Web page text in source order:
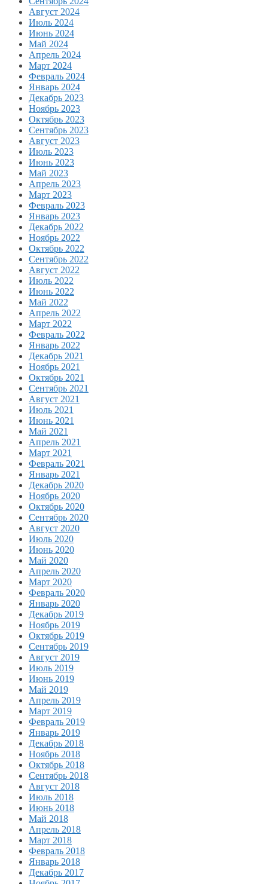
Август 2024
Июль 2024
Июнь 2024
Май 2024
Апрель 2024
Март 2024
Февраль 2024
Январь 2024
Декабрь 2023
Ноябрь 2023
Октябрь 2023
Сентябрь 2023
Август 2023
Июль 2023
Июнь 2023
Май 2023
Апрель 2023
Март 2023
Февраль 2023
Январь 2023
Декабрь 2022
Ноябрь 2022
Октябрь 2022
Сентябрь 2022
Август 2022
Июль 2022
Июнь 2022
Май 2022
Апрель 2022
Март 2022
Февраль 2022
Январь 2022
Декабрь 2021
Ноябрь 2021
Октябрь 2021
Сентябрь 2021
Август 2021
Июль 2021
Июнь 2021
Май 2021
Апрель 2021
Март 2021
Февраль 2021
Январь 2021
Декабрь 2020
Ноябрь 2020
Октябрь 2020
Сентябрь 2020
Август 2020
Июль 2020
Июнь 2020
Май 2020
Апрель 2020
Март 2020
Февраль 2020
Январь 2020
Декабрь 2019
Ноябрь 2019
Октябрь 2019
Сентябрь 2019
Август 2019
Июль 2019
Июнь 2019
Май 2019
Апрель 2019
Март 2019
Февраль 2019
Январь 2019
Декабрь 2018
Ноябрь 2018
Октябрь 2018
Сентябрь 2018
Август 2018
Июль 2018
Июнь 2018
Май 2018
Апрель 2018
Март 2018
Февраль 2018
Январь 2018
Декабрь 2017